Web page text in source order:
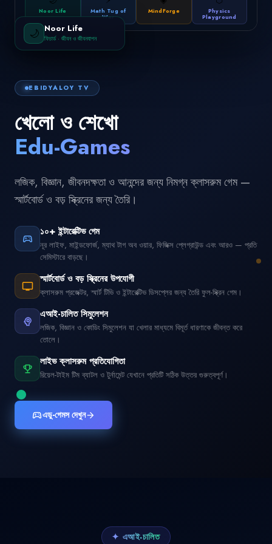
EBIDYALOY TV
খেলো ও শেখো
Edu-Games
লজিক, বিজ্ঞান, জীবনদক্ষতা ও আনন্দের জন্য নিমগ্ন ক্লাসরুম গেম —
স্মার্টবোর্ড ও বড় স্ক্রিনের জন্য তৈরি।
sports_esports
১০+ ইন্টারেক্টিভ গেম
নূর লাইফ, মাইন্ডফোর্জ, ম্যাথ টাগ অব ওয়ার, ফিজিক্স প্লেগ্রাউন্ড এবং আরও — প্রতি
সেমিস্টারে বাড়ছে।
tv
স্মার্টবোর্ড ও বড় স্ক্রিনের উপযোগী
ক্লাসরুম প্রজেক্টর, স্মার্ট টিভি ও ইন্টারেক্টিভ ডিসপ্লের জন্য তৈরি ফুল-স্ক্রিন গেম।
psychology
এআই-চালিত সিমুলেশন
লজিক, বিজ্ঞান ও কোডিং সিমুলেশন যা খেলার মাধ্যমে বিমূর্ত ধারণাকে জীবন্ত করে
তোলে।
emoji_events
লাইভ ক্লাসরুম প্রতিযোগিতা
রিয়েল-টাইম টিম ব্যাটল ও টুর্নামেন্ট যেখানে প্রতিটি সঠিক উত্তর গুরুত্বপূর্ণ।
sports_esportsএডু-গেমস দেখুনarrow_forward
🌙 Noor Life
ফিচার্ড· জীবন ও জীবনযাপন
Noor Life Math Tug of
War
MindForge Physics
Playground
✦ এআই-চালিত